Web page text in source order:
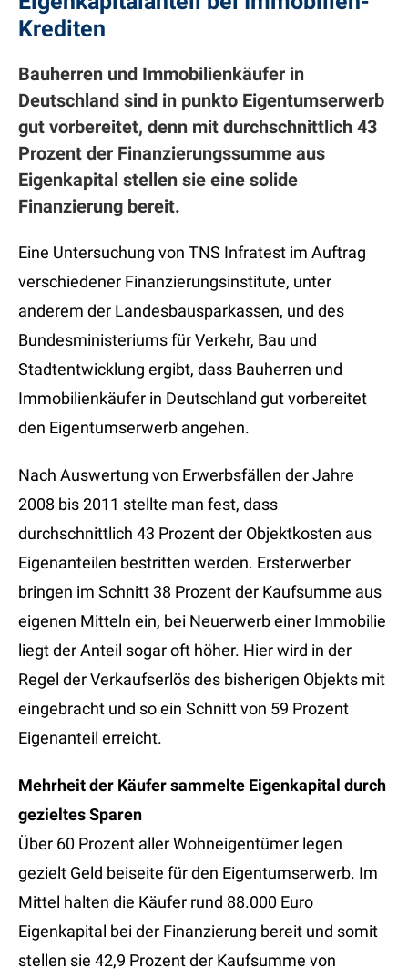
Krediten
Bauherren und Immobilienkäufer in
Deutschland sind in punkto Eigentumserwerb
gut vorbereitet, denn mit durchschnittlich 43
Prozent der Finanzierungssumme aus
Eigenkapital stellen sie eine solide
Finanzierung bereit.
Eine Untersuchung von TNS Infratest im Auftrag
verschiedener Finanzierungsinstitute, unter
anderem der Landesbausparkassen, und des
Bundesministeriums für Verkehr, Bau und
Stadtentwicklung ergibt, dass Bauherren und
Immobilienkäufer in Deutschland gut vorbereitet
den Eigentumserwerb angehen.
Nach Auswertung von Erwerbsfällen der Jahre
2008 bis 2011 stellte man fest, dass
durchschnittlich 43 Prozent der Objektkosten aus
Eigenanteilen bestritten werden. Ersterwerber
bringen im Schnitt 38 Prozent der Kaufsumme aus
eigenen Mitteln ein, bei Neuerwerb einer Immobilie
liegt der Anteil sogar oft höher. Hier wird in der
Regel der Verkaufserlös des bisherigen Objekts mit
eingebracht und so ein Schnitt von 59 Prozent
Eigenanteil erreicht.
Mehrheit der Käufer sammelte Eigenkapital durch
gezieltes Sparen
Über 60 Prozent aller Wohneigentümer legen
gezielt Geld beiseite für den Eigentumserwerb. Im
Mittel halten die Käufer rund 88.000 Euro
Eigenkapital bei der Finanzierung bereit und somit
stellen sie 42,9 Prozent der Kaufsumme von